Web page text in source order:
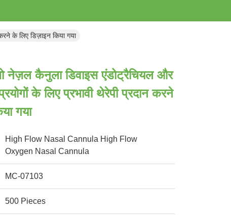
के लिए डिज़ाइन किया गया
नेज़ल कैनुला डिवाइस एंडोट्रैचियल और
के लिए प्रभावी थेरेपी प्रदान करने
गया
High Flow Nasal Cannula High Flow
Oxygen Nasal Cannula
MC-07103
500 Pieces